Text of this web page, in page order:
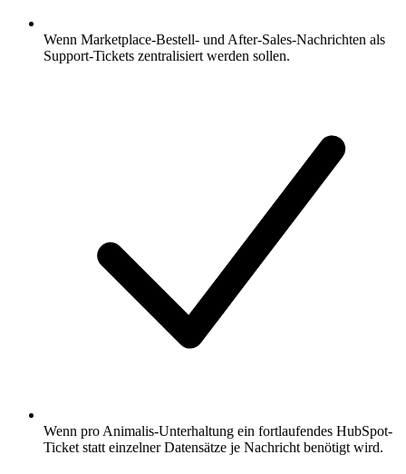
Wenn Marketplace-Bestell- und After-Sales-Nachrichten als
Support-Tickets zentralisiert werden sollen.
Wenn pro Animalis-Unterhaltung ein fortlaufendes HubSpot-
Ticket statt einzelner Datensätze je Nachricht benötigt wird.